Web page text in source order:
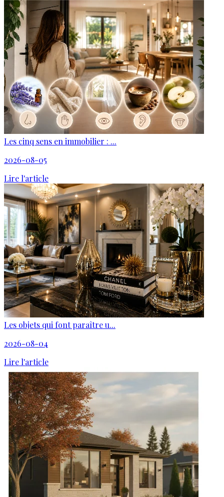
Les cinq sens en immobilier : ...
2026-08-05
Lire l'article
Les objets qui font paraître u...
2026-08-04
Lire l'article